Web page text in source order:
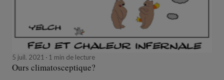
5 juil. 2021 1 min de lecture
Ours climatosceptique?